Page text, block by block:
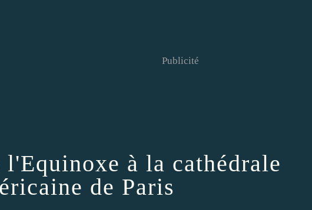
Publicité
à la cathédrale
de Paris